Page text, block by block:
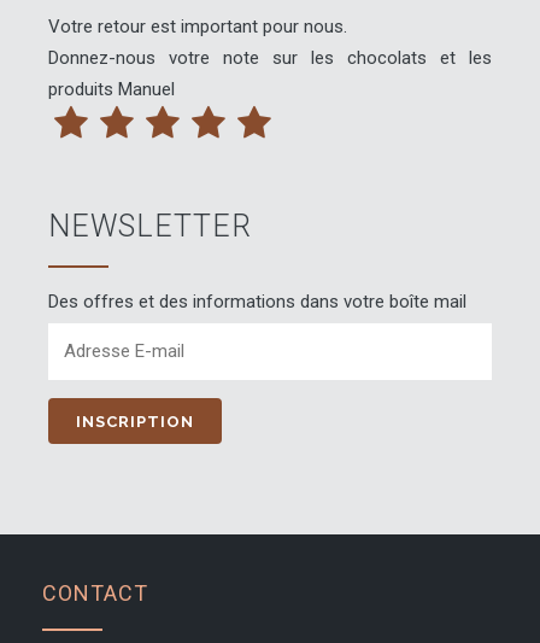
la
page
du
produit
Votre retour est important pour nous.
Donnez-nous votre note sur les chocolats et les
produits Manuel
NEWSLETTER
Des offres et des informations dans votre boîte mail
CONTACT